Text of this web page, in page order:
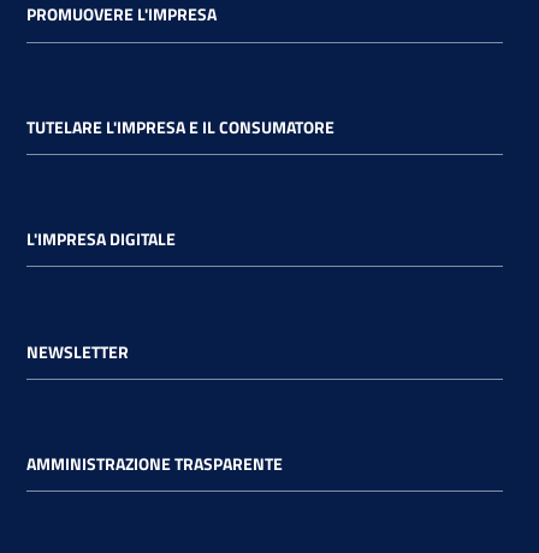
PROMUOVERE L'IMPRESA
TUTELARE L'IMPRESA E IL CONSUMATORE
L'IMPRESA DIGITALE
NEWSLETTER
AMMINISTRAZIONE TRASPARENTE